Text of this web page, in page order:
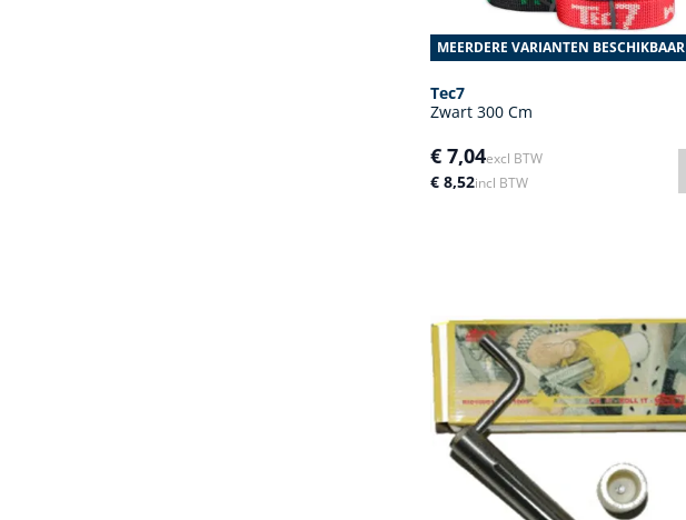
MEERDERE VARIANTEN BESCHIKBAAR
Tec7
Zwart 300 Cm
€ 7,04excl BTW
€ 8,52incl BTW